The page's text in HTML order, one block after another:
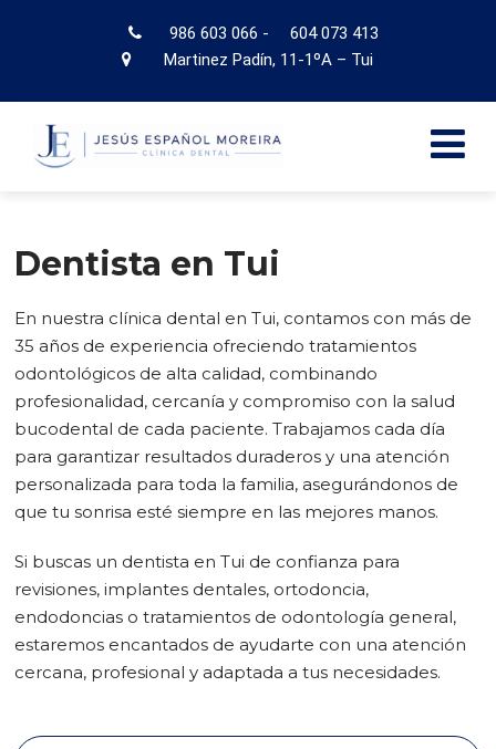
986 603 066 -
604 073 413
Martinez Padín, 11-1ºA – Tui
Dentista en Tui
En nuestra clínica dental en Tui, contamos con más de
35 años de experiencia ofreciendo tratamientos
odontológicos de alta calidad, combinando
profesionalidad, cercanía y compromiso con la salud
bucodental de cada paciente. Trabajamos cada día
para garantizar resultados duraderos y una atención
personalizada para toda la familia, asegurándonos de
que tu sonrisa esté siempre en las mejores manos.
Si buscas un dentista en Tui de confianza para
revisiones, implantes dentales, ortodoncia,
endodoncias o tratamientos de odontología general,
estaremos encantados de ayudarte con una atención
cercana, profesional y adaptada a tus necesidades.